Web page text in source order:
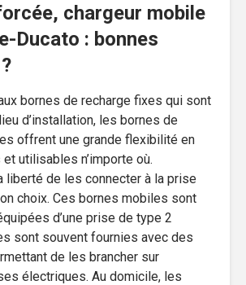
chargeur mobile
Ducato : bonnes
bornes de recharge fixes qui sont
d’installation, les bornes de
offrent une grande flexibilité en
utilisables n’importe où.
liberté de les connecter à la prise
choix. Ces bornes mobiles sont
d’une prise de type 2
sont souvent fournies avec des
de les brancher sur
électriques. Au domicile, les